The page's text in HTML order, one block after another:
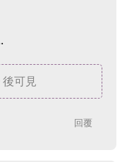
後可見
回覆